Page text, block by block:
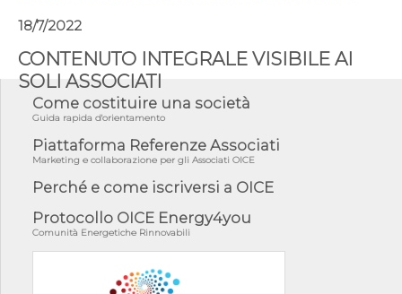
18/7/2022
CONTENUTO INTEGRALE VISIBILE AI
SOLI ASSOCIATI
Come costituire una società
Guida rapida d'orientamento
Piattaforma Referenze Associati
Marketing e collaborazione per gli Associati OICE
Perché e come iscriversi a OICE
Protocollo OICE Energy4you
Comunità Energetiche Rinnovabili